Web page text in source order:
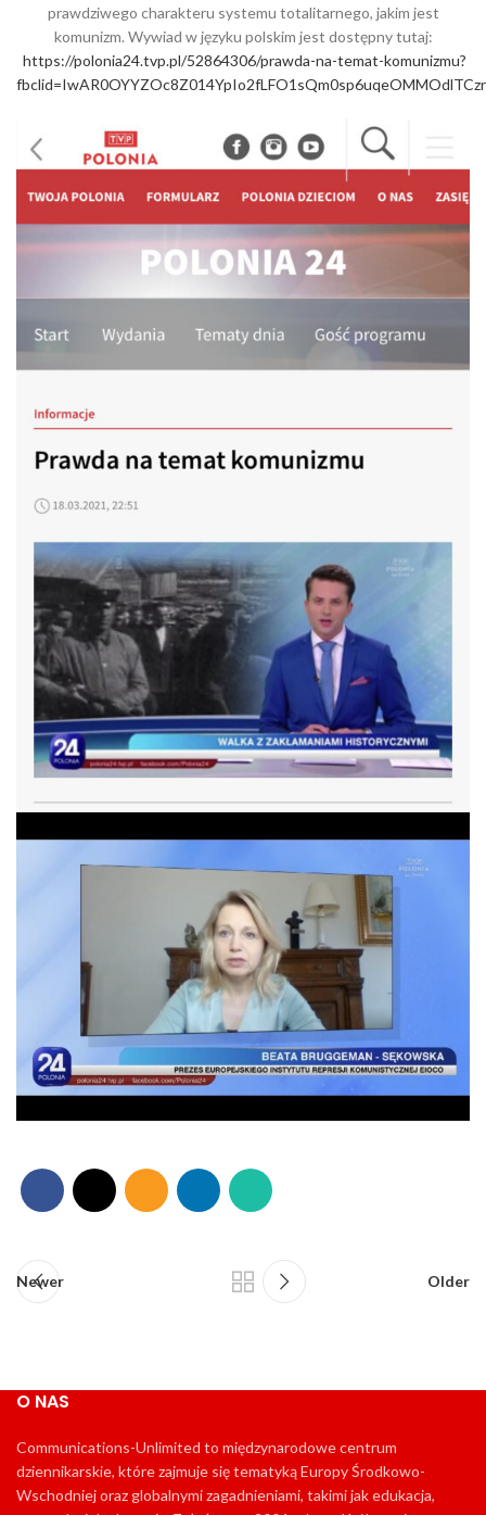
prawdziwego charakteru systemu totalitarnego, jakim jest
komunizm. Wywiad w języku polskim jest dostępny tutaj:
https://polonia24.tvp.pl/52864306/prawda-na-temat-komunizmu?
Newer Older
O NAS
Communications-Unlimited to międzynarodowe centrum
dziennikarskie, które zajmuje się tematyką Europy Środkowo-
Wschodniej oraz globalnymi zagadnieniami, takimi jak edukacja,